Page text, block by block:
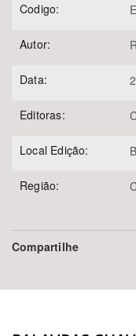
Codigo:
Autor:
Data:
Editoras:
Local Edição:
Região:
Compartilhe